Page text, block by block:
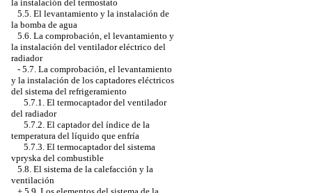
la instalación del termostato
5.5. El levantamiento y la instalación de
la bomba de agua
5.6. La comprobación, el levantamiento y
la instalación del ventilador eléctrico del
radiador
- 5.7. La comprobación, el levantamiento
y la instalación de los captadores eléctricos
del sistema del refrigeramiento
5.7.1. El termocaptador del ventilador
del radiador
5.7.2. El captador del índice de la
temperatura del líquido que enfría
5.7.3. El termocaptador del sistema
vpryska del combustible
5.8. El sistema de la calefacción y la
ventilación